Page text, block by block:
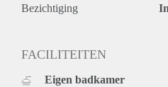
buitenkraan.
- Beschikbaar per medio mei
- Uiterst energiezuinig
Bezichtiging
FACILITEITEN
Eigen badkamer